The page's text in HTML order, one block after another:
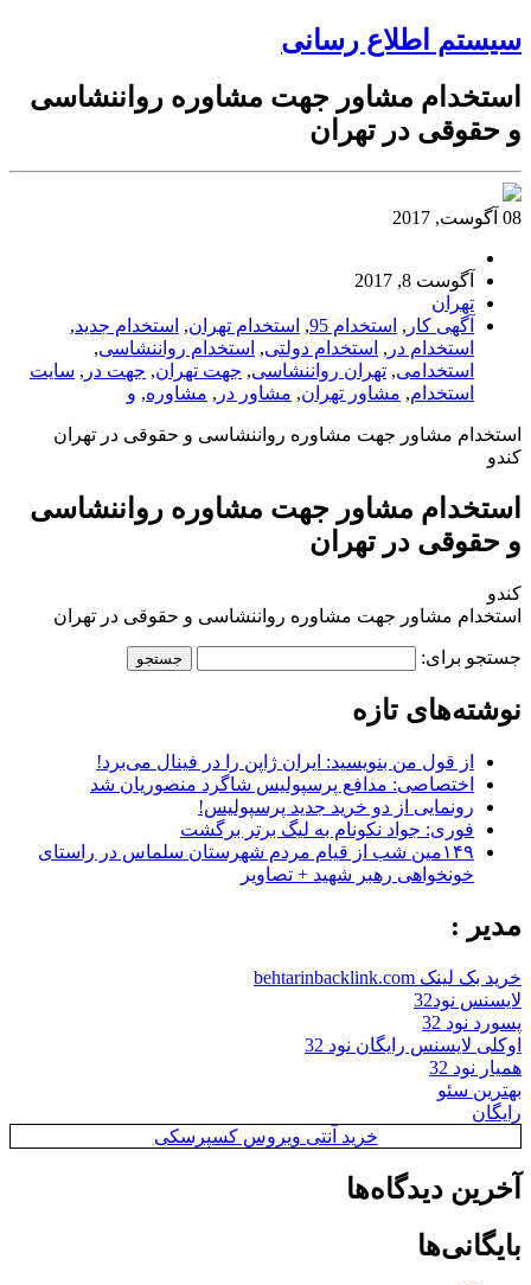
سیستم اطلاع رسانی
استخدام مشاور جهت مشاوره رواننشاسی
و حقوقی در تهران
08 آگوست, 2017
آگوست 8, 2017
تهران
آگهی کار , استخدام 95 , استخدام تهران, استخدام جدید,
استخدام در , استخدام دولتی, استخدام رواننشاسی,
استخدامی, تهران رواننشاسی, جهت تهران, جهت در , سایت
استخدام, مشاور تهران, مشاور در , مشاوره, و
استخدام مشاور جهت مشاوره رواننشاسی و حقوقی در تهران
کندو
استخدام مشاور جهت مشاوره رواننشاسی
و حقوقی در تهران
کندو
استخدام مشاور جهت مشاوره رواننشاسی و حقوقی در تهران
جستجو برای:
نوشته‌های تازه
از قول من بنویسید: ایران ژاپن را در فینال می‌برد!
اختصاصی: مدافع پرسپولیس شاگرد منصوریان شد
رونمایی از دو خرید جدید پرسپولیس!
فوری: جواد نکونام به لیگ برتر برگشت
۱۴۹مین شب از قیام مردم شهرستان سلماس در راستای
خونخواهی رهبر شهید + تصاویر
مدیر :
خرید بک لینک behtarinbacklink.com
لایسنس نود32
پسورد نود 32
اوکلی لایسنس رایگان نود 32
همیار نود 32
بهترین سئو
رایگان
خرید آنتی ویروس کسپرسکی
آخرین دیدگاه‌ها
بایگانی‌ها